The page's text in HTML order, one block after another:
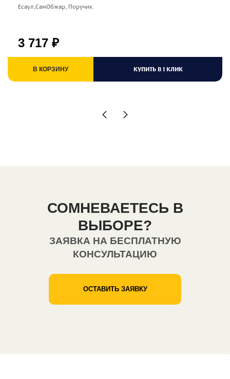
Есаул,СамОбжар, Поручик.
3 717 ₽
В КОРЗИНУ КУПИТЬ В 1 КЛИК
СОМНЕВАЕТЕСЬ В
ВЫБОРЕ?
ЗАЯВКА НА БЕСПЛАТНУЮ
КОНСУЛЬТАЦИЮ
ОСТАВИТЬ ЗАЯВКУ